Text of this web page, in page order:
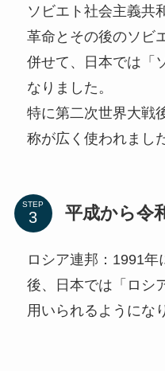
ソビエト社会主義共
革命とその後のソビ
併せて、日本では「
なりました。
特に第二次世界大戦
称が広く使われまし
STEP 平成から令
ロシア連邦：1991年
後、日本では「ロシ
用いられるようにな